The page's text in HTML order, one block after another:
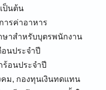
ป็นต้น
ารค่าอาหาร
ษาสำหรับบุตรพนักงาน
อนประจำปี
อนประจำปี
ม, กองทุนเงินทดแทน